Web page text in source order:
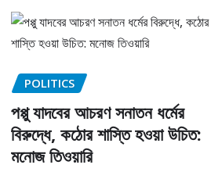
POLITICS
পপ্পু যাদবের আচরণ সনাতন ধর্মের
বিরুদ্ধে, কঠোর শাস্তি হওয়া উচিত:
মনোজ তিওয়ারি